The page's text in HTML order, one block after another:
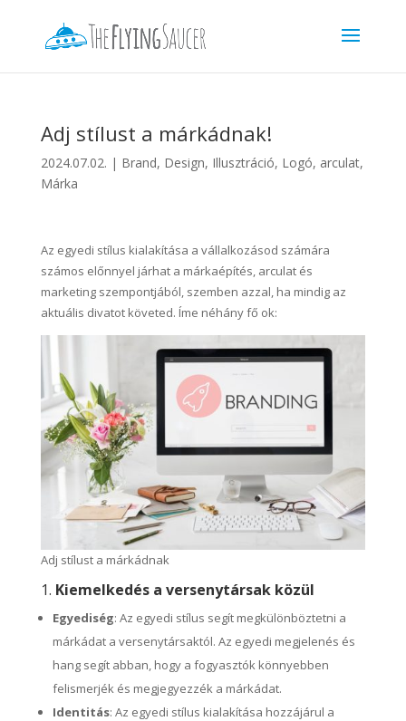
Adj stílust a márkádnak!
2024.07.02. | Brand, Design, Illusztráció, Logó, arculat,
Márka
Az egyedi stílus kialakítása a vállalkozásod számára
számos előnnyel járhat a márkaépítés, arculat és
marketing szempontjából, szemben azzal, ha mindig az
aktuális divatot követed. Íme néhány fő ok:
Adj stílust a márkádnak
1. Kiemelkedés a versenytársak közül
Egyediség: Az egyedi stílus segít megkülönböztetni a
márkádat a versenytársaktól. Az egyedi megjelenés és
hang segít abban, hogy a fogyasztók könnyebben
felismerjék és megjegyezzék a márkádat.
Identitás: Az egyedi stílus kialakítása hozzájárul a